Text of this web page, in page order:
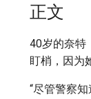
正文
40岁的奈特
盯梢，因为
“尽管警察